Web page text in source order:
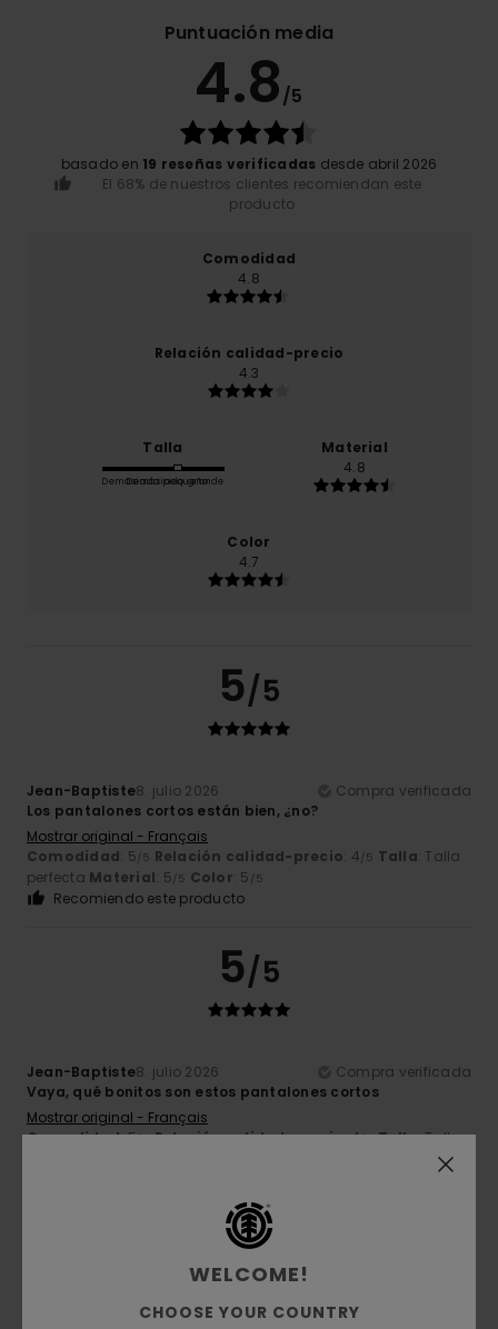
Puntuación media
4.8/5
basado en 19 reseñas verificadas desde abril 2026
El 68% de nuestros clientes recomiendan este
producto
Comodidad
4.8
Relación calidad-precio
4.3
Talla
Demasiado pequeño
Demasiado grande
Material
4.8
Color
4.7
5/5
Jean-Baptiste8. julio 2026
Compra verificada
Los pantalones cortos están bien, ¿no?
Mostrar original - Français
Comodidad: 5/5 Relación calidad-precio: 4/5 Talla: Talla
perfecta Material: 5/5 Color: 5 /5
Recomiendo este producto
5/5
Jean-Baptiste8. julio 2026
Compra verificada
Vaya, qué bonitos son estos pantalones cortos
Mostrar original - Français
Comodidad: 5/5 Relación calidad-precio: 4/5 Talla: Talla
5/5
WELCOME!
CHOOSE YOUR COUNTRY